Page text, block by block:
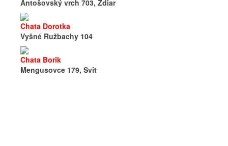
Antošovský vrch 703, Ždiar
Chata Dorotka
Vyšné Ružbachy 104
Chata Borik
Mengusovce 179, Svit